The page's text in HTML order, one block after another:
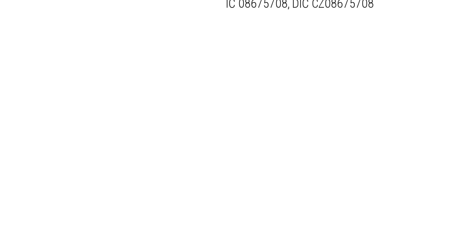
IČ 08675708, DIČ CZ08675708